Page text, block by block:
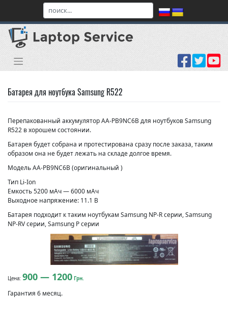
content
Батарея для ноутбука Samsung R522
Перепакованный аккумулятор AA-PB9NC6B для ноутбуков Samsung
R522 в хорошем состоянии.
Батарея будет собрана и протестирована сразу после заказа, таким
образом она не будет лежать на складе долгое время.
Модель AA-PB9NC6B (оригинальный )
Тип Li-Ion
Емкость 5200 мАч — 6000 мАч
Выходное напряжение: 11.1 В
Батарея подходит к таким ноутбукам Samsung NP-R серии, Samsung
NP-RV серии, Samsung P серии
Цена: 900 — 1200 Грн.
Гарантия 6 месяц.